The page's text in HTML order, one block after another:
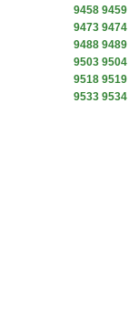
9458 9459
9473 9474
9488 9489
9503 9504
9518 9519
9533 9534